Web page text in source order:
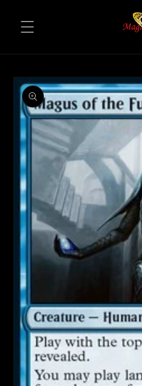
ai contenuti
Passa alle
informazioni
sul prodotto